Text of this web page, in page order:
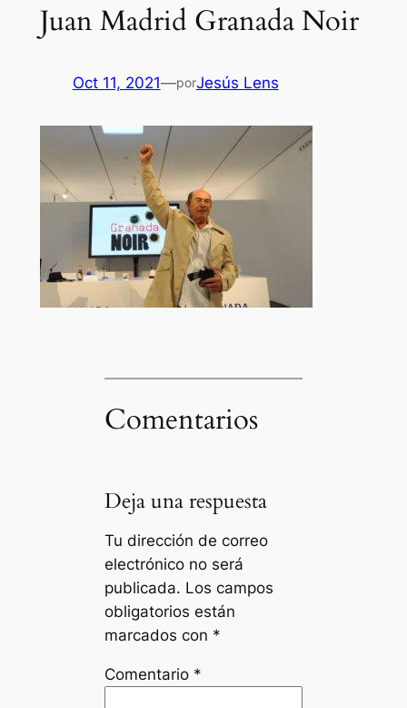
Juan Madrid Granada Noir
Oct 11, 2021—porJesús Lens
Comentarios
Deja una respuesta
Tu dirección de correo
electrónico no será
publicada. Los campos
obligatorios están
marcados con *
Comentario *